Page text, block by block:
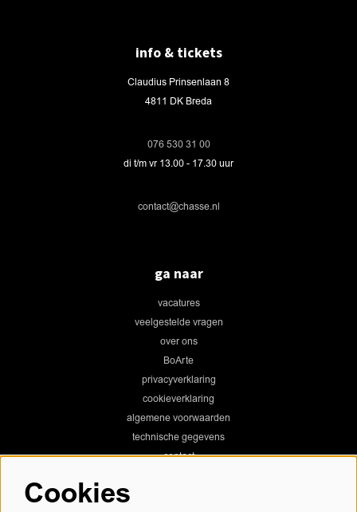
info & tickets
Claudius Prinsenlaan 8
4811 DK Breda
076 530 31 00
di t/m vr 13.00 - 17.30 uur
contact@chasse.nl
ga naar
vacatures
veelgestelde vragen
over ons
BoArte
privacyverklaring
cookieverklaring
algemene voorwaarden
technische gegevens
contact
Cookies